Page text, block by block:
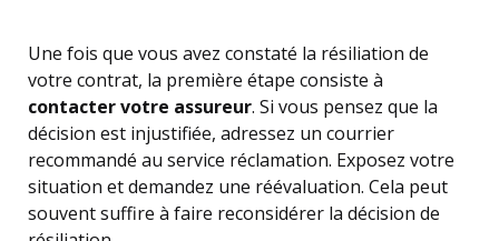
Une fois que vous avez constaté la résiliation de
votre contrat, la première étape consiste à
contacter votre assureur. Si vous pensez que la
décision est injustifiée, adressez un courrier
recommandé au service réclamation. Exposez votre
situation et demandez une réévaluation. Cela peut
souvent suffire à faire reconsidérer la décision de